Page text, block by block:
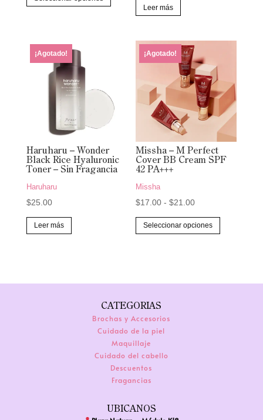
producto
se
pueden
la
página
producto
Leer más
¡Agotado!
Haruharu – Wonder
Black Rice Hyaluronic
Toner – Sin Fragancia
Haruharu
$25.00
Leer más
¡Agotado!
Missha – M Perfect
Cover BB Cream SPF
42 PA+++
Missha
$17.00 - $21.00Rango
de
precios:
Seleccionar opciones
Este
CATEGORIAS
Brochas y Accesorios
Cuidado de la piel
Maquillaje
Cuidado del cabello
Descuentos
Fragancias
UBICANOS